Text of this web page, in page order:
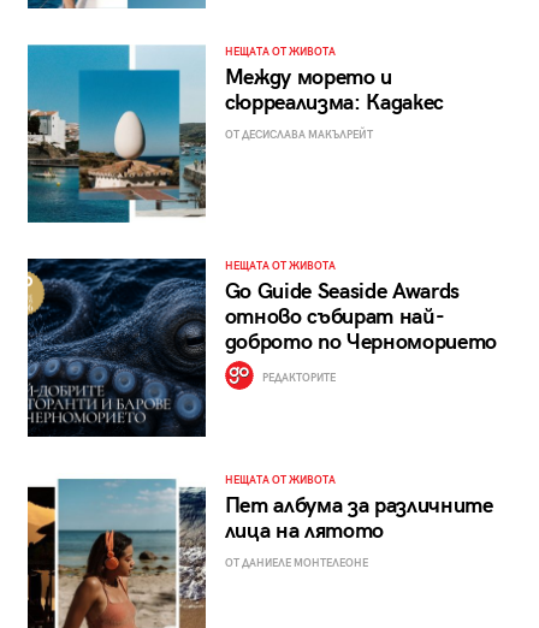
НЕЩАТА ОТ ЖИВОТА
Между морето и
сюрреализма: Кадакес
ОТ ДЕСИСЛАВА МАКЪЛРЕЙТ
НЕЩАТА ОТ ЖИВОТА
Go Guide Seaside Awards
отново събират най-
доброто по Черноморието
РЕДАКТОРИТЕ
НЕЩАТА ОТ ЖИВОТА
Пет албума за различните
лица на лятото
ОТ ДАНИЕЛЕ МОНТЕЛЕОНЕ